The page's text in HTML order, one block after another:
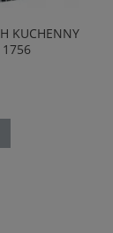
KUCHENNY
1756